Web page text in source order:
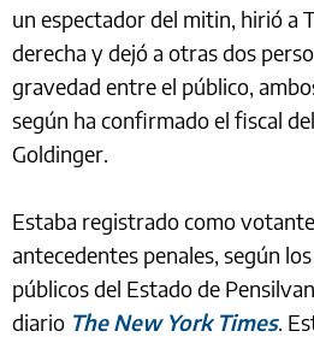
un espectador del mitin, hirió a
derecha y dejó a otras dos
gravedad entre el público,
según ha confirmado el fiscal
Goldinger.
Estaba registrado como
antecedentes penales, según
públicos del Estado de
diario The New York Times.